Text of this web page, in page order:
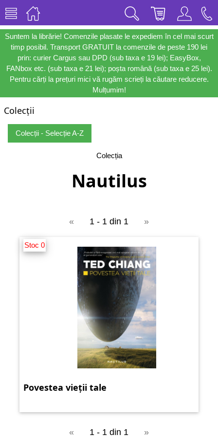
Suntem la librărie! Comenzile plasate le expediem în cel mai scurt
timp posibil. Transport GRATUIT la comenzile de peste 190 lei
prin: curier Cargus sau DPD (sub taxa e 19 lei); EasyBox,
FANbox etc. (sub taxa e 21 lei); poșta română (sub taxa e 25 lei).
Pentru cărți la prețuri mici vă rugăm scrieți la căutare reducere.
Mulțumim!
Colecții
Colecții - Selecție A-Z
Colecția
Nautilus
« 1 - 1 din 1 »
Stoc 0
Povestea vieții tale
« 1 - 1 din 1 »